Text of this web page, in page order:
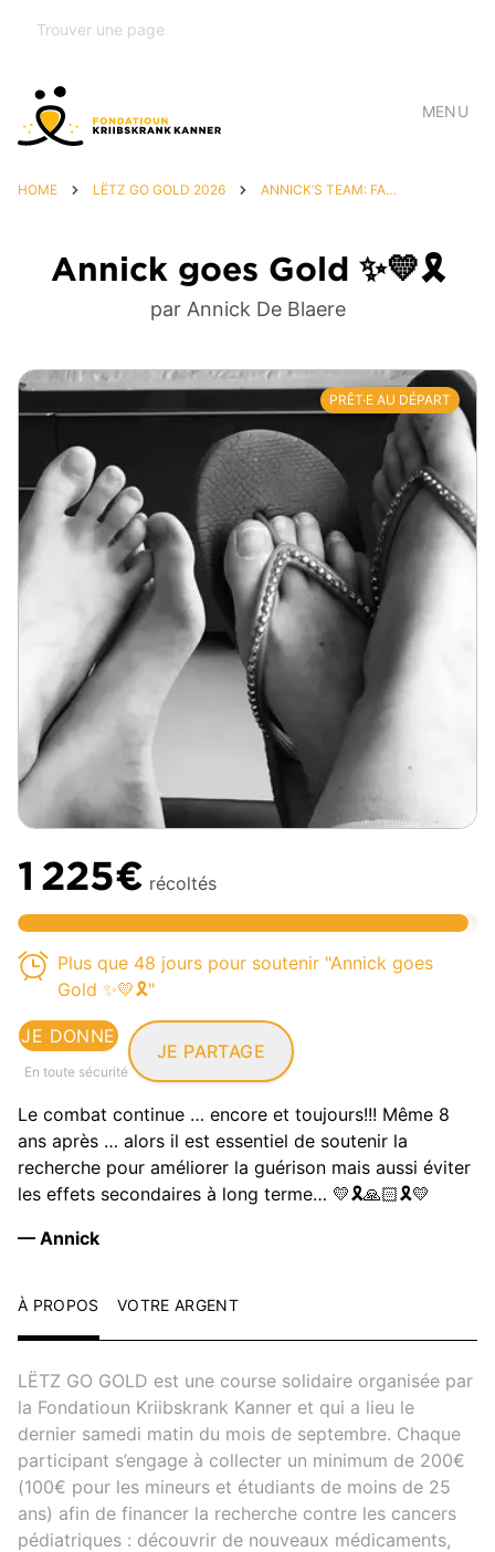
MENU
HOME LËTZ GO GOLD 2026 ANNICK’S TEAM: FAMILY & FRIENDS 💛🦁🎗️
Annick goes Gold ✨💛🎗️
par Annick De Blaere
PRÊT·E AU DÉPART
1 225€ récoltés
Plus que 48 jours pour soutenir "Annick goes
Gold ✨💛🎗️"
JE DONNE
En toute sécurité
JE PARTAGE
Le combat continue … encore et toujours!!! Même 8
ans après … alors il est essentiel de soutenir la
recherche pour améliorer la guérison mais aussi éviter
les effets secondaires à long terme… 💛🎗️🙏🏻🎗️💛
— Annick
À PROPOS VOTRE ARGENT
LËTZ GO GOLD est une course solidaire organisée par
la Fondatioun Kriibskrank Kanner et qui a lieu le
dernier samedi matin du mois de septembre. Chaque
participant s’engage à collecter un minimum de 200€
(100€ pour les mineurs et étudiants de moins de 25
ans) afin de financer la recherche contre les cancers
pédiatriques : découvrir de nouveaux médicaments,